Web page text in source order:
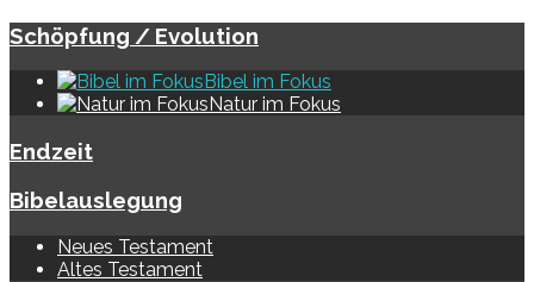
Schöpfung / Evolution
Bibel im Fokus
Natur im Fokus
Endzeit
Bibelauslegung
Neues Testament
Altes Testament